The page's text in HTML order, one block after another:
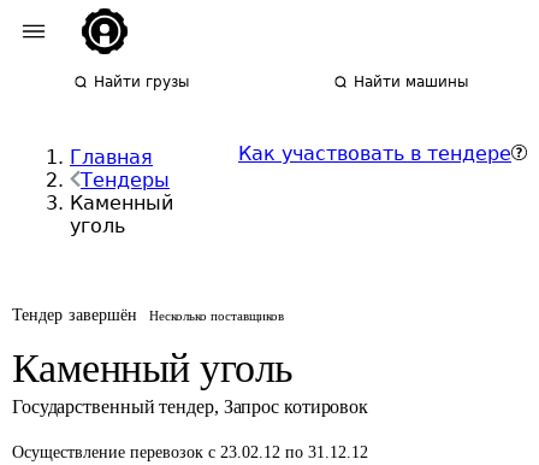
Найти грузы Найти машины
Главная
Тендеры
Каменный
уголь
Как участвовать в тендере
Тендер завершён Несколько поставщиков
Каменный уголь
Государственный тендер, Запрос котировок
Осуществление перевозок с 23.02.12 по 31.12.12